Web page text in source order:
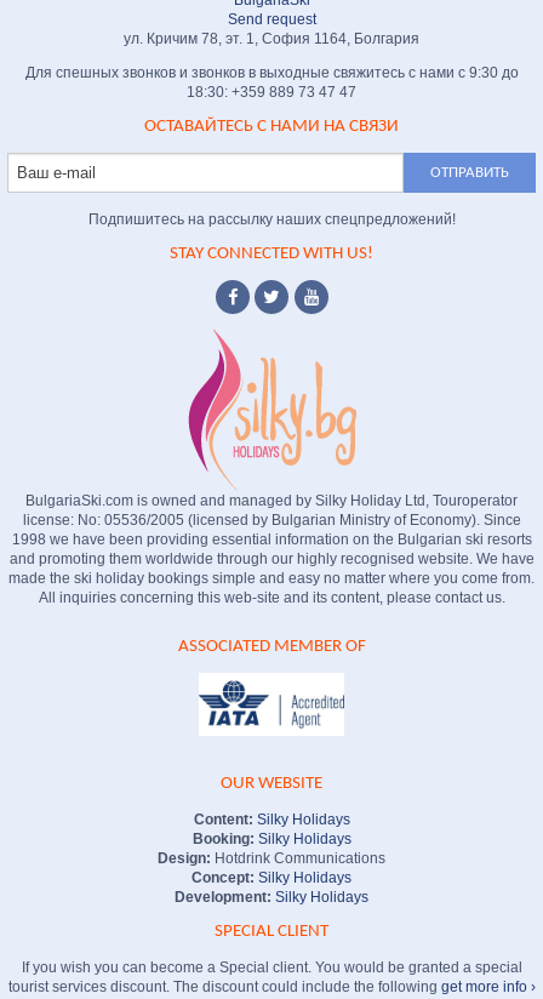
Send request
ул. Кричим 78, эт. 1, София 1164, Болгария
Для спешных звонков и звонков в выходные свяжитесь с нами с 9:30 до
18:30: +359 889 73 47 47
ОСТАВАЙТЕСЬ С НАМИ НА СВЯЗИ
Подпишитесь на рассылку наших спецпредложений!
STAY CONNECTED WITH US!
BulgariaSki.com is owned and managed by Silky Holiday Ltd, Touroperator
license: No: 05536/2005 (licensed by Bulgarian Ministry of Economy). Since
1998 we have been providing essential information on the Bulgarian ski resorts
and promoting them worldwide through our highly recognised website. We have
made the ski holiday bookings simple and easy no matter where you come from.
All inquiries concerning this web-site and its content, please contact us.
ASSOCIATED MEMBER OF
OUR WEBSITE
Content: Silky Holidays
Booking: Silky Holidays
Design: Hotdrink Communications
Concept: Silky Holidays
Development: Silky Holidays
SPECIAL CLIENT
If you wish you can become a Special client. You would be granted a special
tourist services discount. The discount could include the following get more info ›